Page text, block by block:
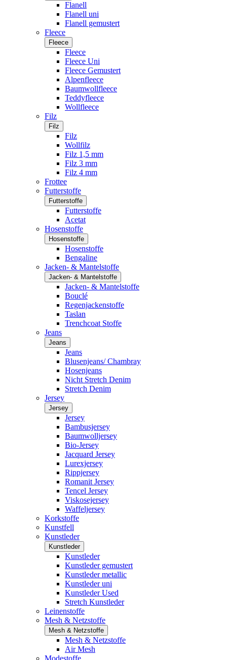
Flanell
Flanell uni
Flanell gemustert
Fleece
Fleece
Fleece
Fleece Uni
Fleece Gemustert
Alpenfleece
Baumwollfleece
Teddyfleece
Wollfleece
Filz
Filz
Filz
Wollfilz
Filz 1,5 mm
Filz 3 mm
Filz 4 mm
Frottee
Futterstoffe
Futterstoffe
Futterstoffe
Acetat
Hosenstoffe
Hosenstoffe
Hosenstoffe
Bengaline
Jacken- & Mantelstoffe
Jacken- & Mantelstoffe
Jacken- & Mantelstoffe
Bouclé
Regenjackenstoffe
Taslan
Trenchcoat Stoffe
Jeans
Jeans
Jeans
Blusenjeans/ Chambray
Hosenjeans
Nicht Stretch Denim
Stretch Denim
Jersey
Jersey
Jersey
Bambusjersey
Baumwolljersey
Bio-Jersey
Jacquard Jersey
Lurexjersey
Rippjersey
Romanit Jersey
Tencel Jersey
Viskosejersey
Waffeljersey
Korkstoffe
Kunstfell
Kunstleder
Kunstleder
Kunstleder
Kunstleder gemustert
Kunstleder metallic
Kunstleder uni
Kunstleder Used
Stretch Kunstleder
Leinenstoffe
Mesh & Netzstoffe
Mesh & Netzstoffe
Mesh & Netzstoffe
Air Mesh
Modestoffe